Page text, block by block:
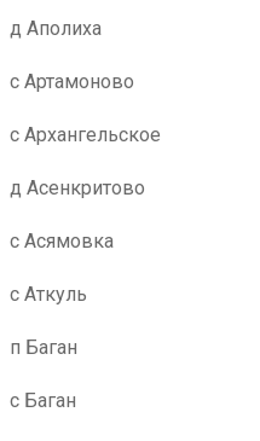
д Аполиха
с Артамоново
с Архангельское
д Асенкритово
с Асямовка
с Аткуль
п Баган
с Баган